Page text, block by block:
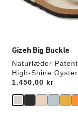
Gizeh Big Buckle
Naturlæder Patent
High-Shine Oyster
Price:
1.450,00 kr